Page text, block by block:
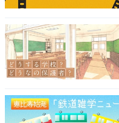
ざまなスタイルになじ
りです。